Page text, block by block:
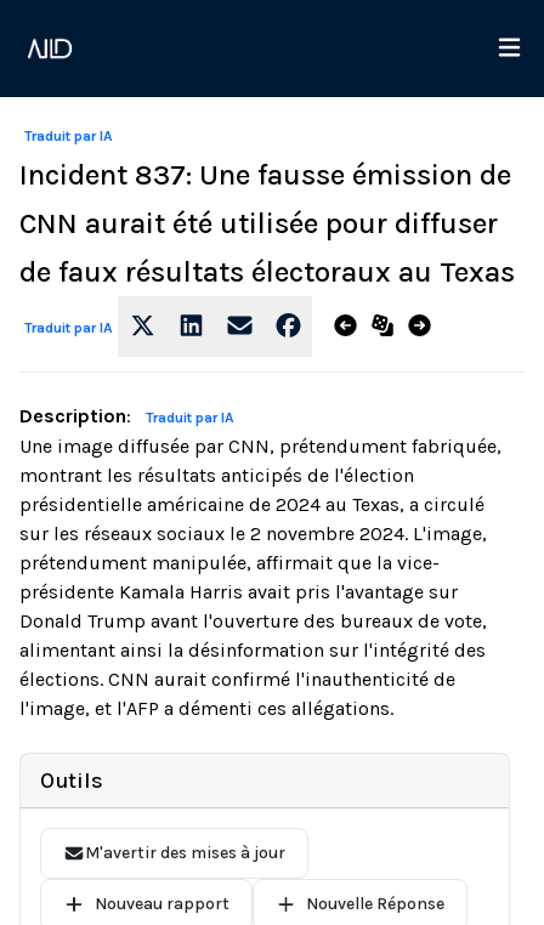
Traduit par IA
Incident 837: Une fausse émission de
CNN aurait été utilisée pour diffuser
de faux résultats électoraux au Texas
Traduit par IA
Description: Traduit par IA
Une image diffusée par CNN, prétendument fabriquée,
montrant les résultats anticipés de l'élection
présidentielle américaine de 2024 au Texas, a circulé
sur les réseaux sociaux le 2 novembre 2024. L'image,
prétendument manipulée, affirmait que la vice-
présidente Kamala Harris avait pris l'avantage sur
Donald Trump avant l'ouverture des bureaux de vote,
alimentant ainsi la désinformation sur l'intégrité des
élections. CNN aurait confirmé l'inauthenticité de
l'image, et l'AFP a démenti ces allégations.
Outils
M'avertir des mises à jour
Nouveau rapport Nouvelle Réponse